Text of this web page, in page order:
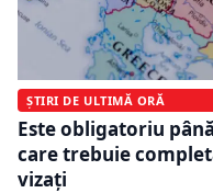
ȘTIRI DE ULTIMĂ ORĂ
Este obligatoriu
care trebuie
vizați